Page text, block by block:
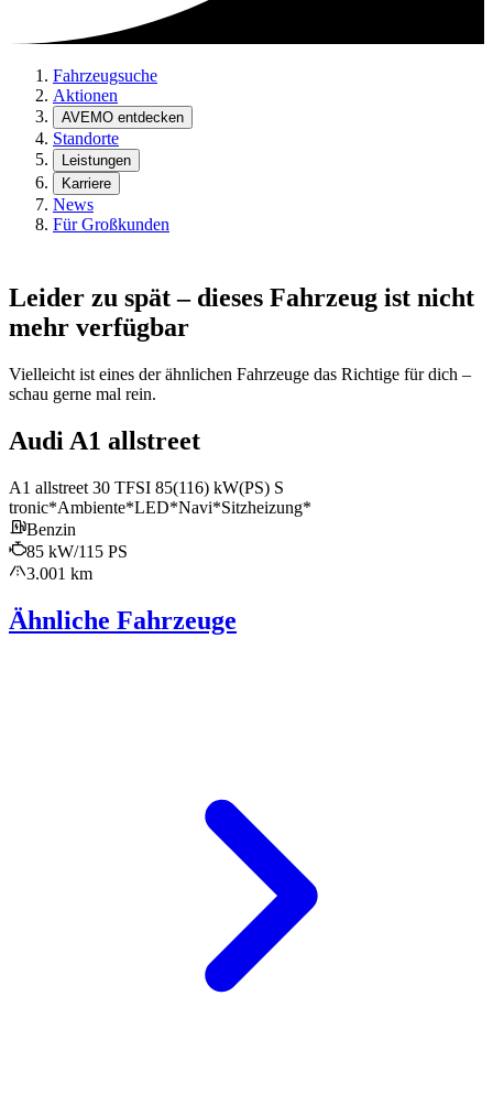
Fahrzeugsuche
Aktionen
AVEMO entdecken
Standorte
Leistungen
Karriere
News
Für Großkunden
Leider zu spät – dieses Fahrzeug ist nicht
mehr verfügbar
Vielleicht ist eines der ähnlichen Fahrzeuge das Richtige für dich –
schau gerne mal rein.
Audi A1 allstreet
A1 allstreet 30 TFSI 85(116) kW(PS) S
tronic*Ambiente*LED*Navi*Sitzheizung*
Benzin
85 kW/115 PS
3.001 km
Ähnliche Fahrzeuge